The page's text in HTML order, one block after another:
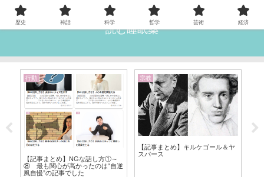
読む睡眠薬
行動
【記事まとめ】NGな話し方①～
⑧ 最も関心が高かったのは“自逆
風自慢”の記事でした
宗教
【記事まとめ】キルケゴール＆ヤ
スパース
歴史 神話 科学 哲学 芸術 経済